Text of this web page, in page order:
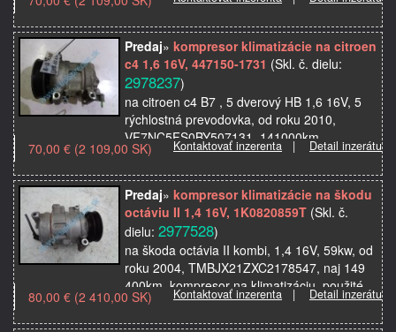
Predaj» kompresor klimatizácie na citroen
c4 1,6 16V, 447150-1731 (Skl. č. dielu:
2978237)
na citroen c4 B7 , 5 dverový HB 1,6 16V, 5
rýchlostná prevodovka, od roku 2010,
VF7NC5FS0BY507131, 141000km,
kompresor na klimatizáciu, použité originálne
autosúčiastky z auto…
Kontaktovať inzerenta | Detail inzerátu
70,00 € (2 109,00 SK)
Predaj» kompresor klimatizácie na škodu
octáviu II 1,4 16V, 1K0820859T (Skl. č.
dielu: 2977528)
na škoda octávia II kombi, 1,4 16V, 59kw, od
roku 2004, TMBJX21ZXC2178547, naj 149
400km, kompresor na klimatizáciu, použité
originálne autosúčiastky z autovrakoviska
Kontaktovať inzerenta | Detail inzerátu
80,00 € (2 410,00 SK)